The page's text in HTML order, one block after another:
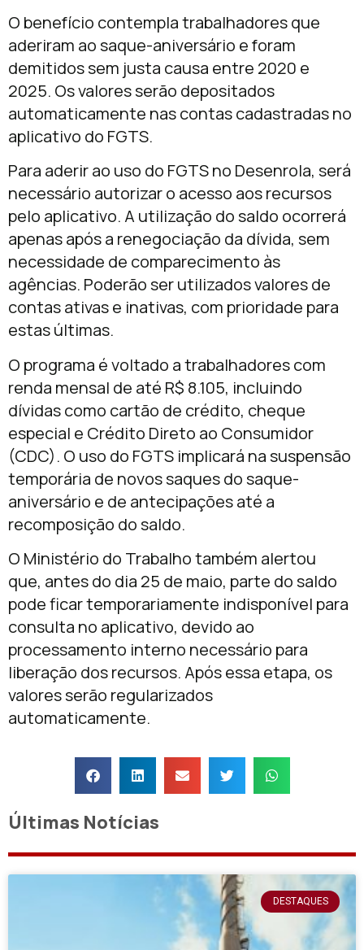
O benefício contempla trabalhadores que
aderiram ao saque-aniversário e foram
demitidos sem justa causa entre 2020 e
2025. Os valores serão depositados
automaticamente nas contas cadastradas no
aplicativo do FGTS.
Para aderir ao uso do FGTS no Desenrola, será
necessário autorizar o acesso aos recursos
pelo aplicativo. A utilização do saldo ocorrerá
apenas após a renegociação da dívida, sem
necessidade de comparecimento às
agências. Poderão ser utilizados valores de
contas ativas e inativas, com prioridade para
estas últimas.
O programa é voltado a trabalhadores com
renda mensal de até R$ 8.105, incluindo
dívidas como cartão de crédito, cheque
especial e Crédito Direto ao Consumidor
(CDC). O uso do FGTS implicará na suspensão
temporária de novos saques do saque-
aniversário e de antecipações até a
recomposição do saldo.
O Ministério do Trabalho também alertou
que, antes do dia 25 de maio, parte do saldo
pode ficar temporariamente indisponível para
consulta no aplicativo, devido ao
processamento interno necessário para
liberação dos recursos. Após essa etapa, os
valores serão regularizados
automaticamente.
Últimas Notícias
DESTAQUES